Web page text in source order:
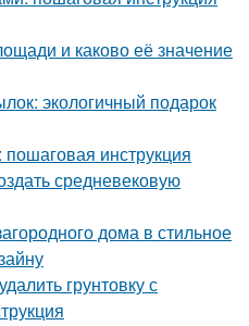
и каково её значение
экологичный подарок
инструкция
средневековую
дома в стильное
грунтовку с